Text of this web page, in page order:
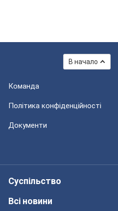
В начало
Команда
Політика конфіденційності
Документи
Суспільство
Всі новини